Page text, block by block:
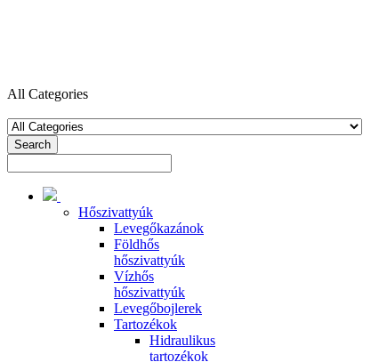
All Categories
Search
Hőszivattyúk
Levegőkazánok
Földhős
hőszivattyúk
Vízhős
hőszivattyúk
Levegőbojlerek
Tartozékok
Hidraulikus
tartozékok